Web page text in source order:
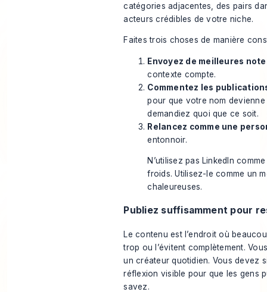
catégories adjacentes, des pairs
acteurs crédibles de votre niche.
Faites trois choses de manière
Envoyez de meilleures
contexte compte.
Commentez les
pour que votre nom
demandiez quoi que ce soit.
Relancez comme une
entonnoir.
N’utilisez pas LinkedIn
froids. Utilisez-le comme un
chaleureuses.
Publiez suffisamment pour
Le contenu est l’endroit où
trop ou l’évitent complètement.
un créateur quotidien. Vous devez
réflexion visible pour que les gens
savez.